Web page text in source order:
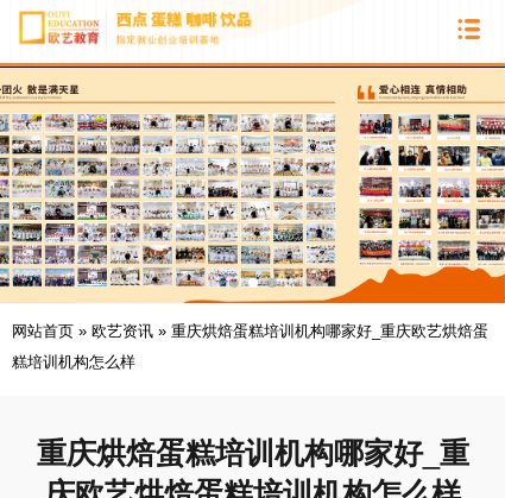
网站首页 » 欧艺资讯 » 重庆烘焙蛋糕培训机构哪家好_重庆欧艺烘焙蛋
糕培训机构怎么样
重庆烘焙蛋糕培训机构哪家好_重